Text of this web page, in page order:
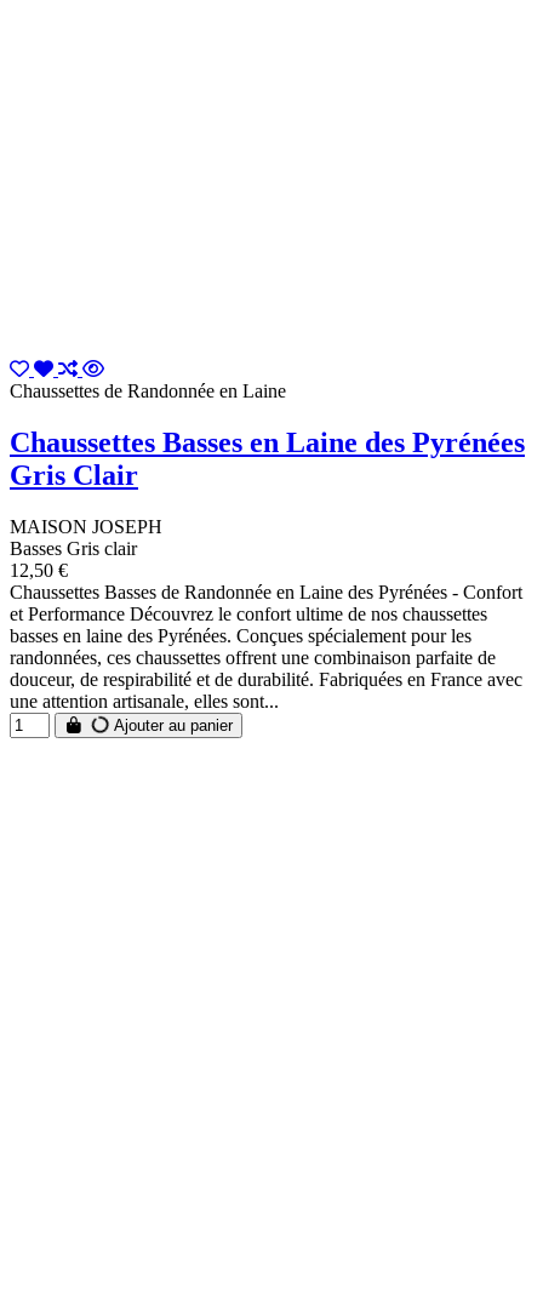
Chaussettes de Randonnée en Laine
Chaussettes Basses en Laine des Pyrénées
Gris Clair
MAISON JOSEPH
Basses Gris clair
12,50 €
Chaussettes Basses de Randonnée en Laine des Pyrénées - Confort
et Performance Découvrez le confort ultime de nos chaussettes
basses en laine des Pyrénées. Conçues spécialement pour les
randonnées, ces chaussettes offrent une combinaison parfaite de
douceur, de respirabilité et de durabilité. Fabriquées en France avec
une attention artisanale, elles sont...
Ajouter au panier